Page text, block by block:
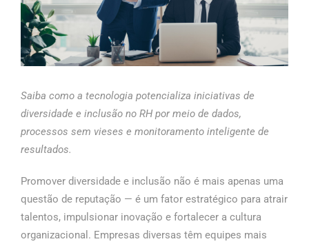
Saiba como a tecnologia potencializa iniciativas de
diversidade e inclusão no RH por meio de dados,
processos sem vieses e monitoramento inteligente de
resultados.
Promover diversidade e inclusão não é mais apenas uma
questão de reputação — é um fator estratégico para atrair
talentos, impulsionar inovação e fortalecer a cultura
organizacional. Empresas diversas têm equipes mais